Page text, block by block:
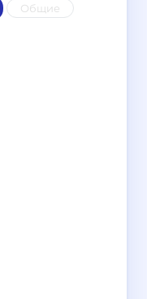
Общие